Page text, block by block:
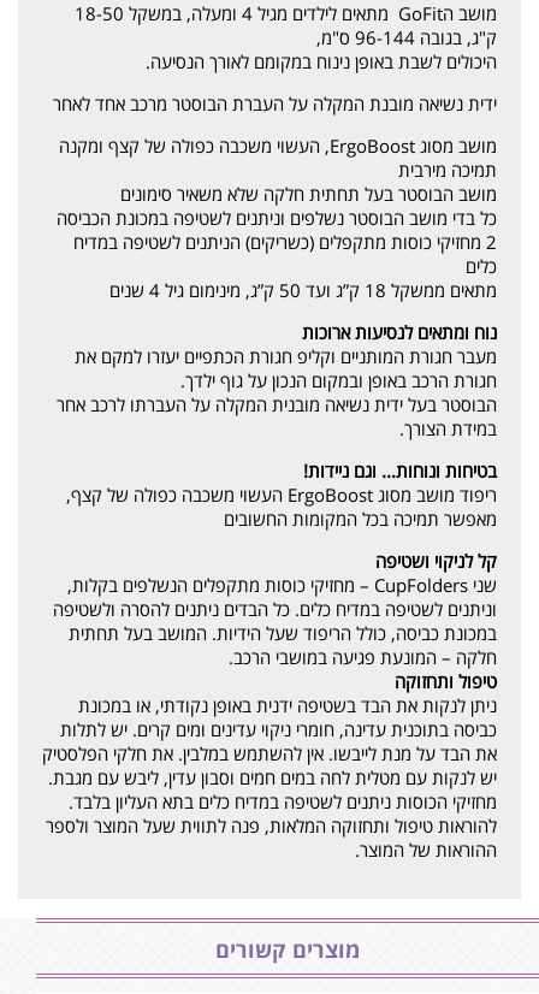
מושב הGoFit מתאים לילדים מגיל 4 ומעלה, במשקל 18-50
ק"ג, בגובה 96-144 ס"מ,
היכולים לשבת באופן נינוח במקומם לאורך הנסיעה.
ידית נשיאה מובנת המקלה על העברת הבוסטר מרכב אחד לאחר
מושב מסוג ErgoBoost, העשוי משכבה כפולה של קצף ומקנה
תמיכה מירבית
מושב הבוסטר בעל תחתית חלקה שלא משאיר סימונים
כל בדי מושב הבוסטר נשלפים וניתנים לשטיפה במכונת הכביסה
2 מחזיקי כוסות מתקפלים (כשריקים) הניתנים לשטיפה במדיח
כלים
מתאים ממשקל 18 ק”ג ועד 50 ק”ג, מינימום גיל 4 שנים
נוח ומתאים לנסיעות ארוכות
מעבר חגורת המותניים וקליפ חגורת הכתפיים יעזרו למקם את
חגורת הרכב באופן ובמקום הנכון על גוף ילדך.
הבוסטר בעל ידית נשיאה מובנית המקלה על העברתו לרכב אחר
במידת הצורך.
בטיחות ונוחות... וגם ניידות!
ריפוד מושב מסוג ErgoBoost העשוי משכבה כפולה של קצף,
מאפשר תמיכה בכל המקומות החשובים
קל לניקוי ושטיפה
שני CupFolders – מחזיקי כוסות מתקפלים הנשלפים בקלות,
וניתנים לשטיפה במדיח כלים. כל הבדים ניתנים להסרה ולשטיפה
במכונת כביסה, כולל הריפוד שעל הידיות. המושב בעל תחתית
חלקה – המונעת פגיעה במושבי הרכב.
טיפול ותחזוקה
ניתן לנקות את הבד בשטיפה ידנית באופן נקודתי, או במכונת
כביסה בתוכנית עדינה, חומרי ניקוי עדינים ומים קרים. יש לתלות
את הבד על מנת לייבשו. אין להשתמש במלבין. את חלקי הפלסטיק
יש לנקות עם מטלית לחה במים חמים וסבון עדין, ליבש עם מגבת.
מחזיקי הכוסות ניתנים לשטיפה במדיח כלים בתא העליון בלבד.
להוראות טיפול ותחזוקה המלאות, פנה לתווית שעל המוצר ולספר
ההוראות של המוצר.
מוצרים קשורים